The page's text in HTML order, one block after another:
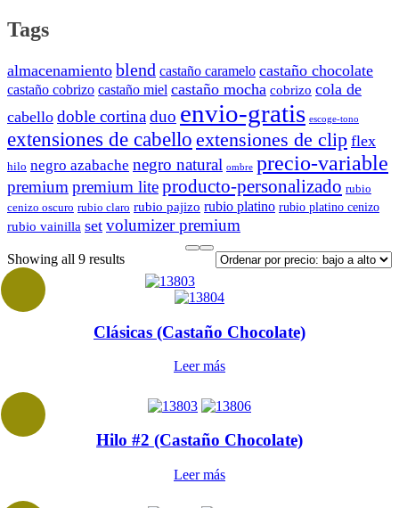
Tags
almacenamiento blend castaño caramelo castaño chocolate
castaño cobrizo castaño miel castaño mocha cobrizo cola de
cabello doble cortinaduo envio-gratis escoge-tono
extensiones de cabello extensiones de clip flex
hilo negro azabache negro natural ombre precio-variable
premium premium liteproducto-personalizado rubio
cenizo oscuro rubio claro rubio pajizo rubio platino rubio platino cenizo
rubio vainilla set volumizer premium
Showing all 9 resultsSorted
price:
to
high
Clásicas (Castaño Chocolate)
Leer más
Hilo #2 (Castaño Chocolate)
Leer más